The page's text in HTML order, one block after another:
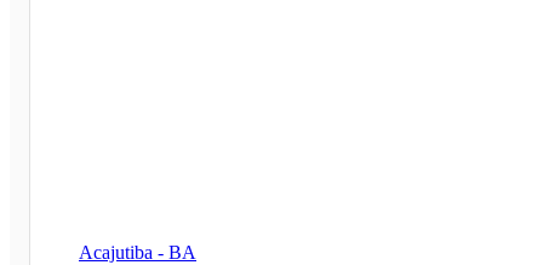
Acajutiba - BA